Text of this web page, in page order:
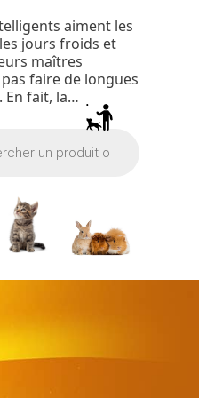
aiment les
jours froids et
maîtres
faire de longues
En fait, la…